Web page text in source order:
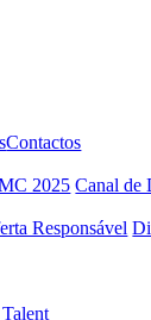
Contactos
2025 Canal de
Responsável